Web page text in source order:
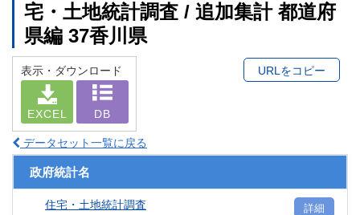
宅・土地統計調査 / 追加集計 都道府
県編 37香川県
表示・ダウンロード
EXCEL DB
URLをコピー
データセット一覧に戻る
政府統計名
住宅・土地統計調査 詳細